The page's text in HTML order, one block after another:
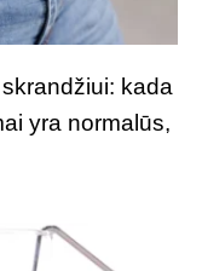
kada
yra normalūs,